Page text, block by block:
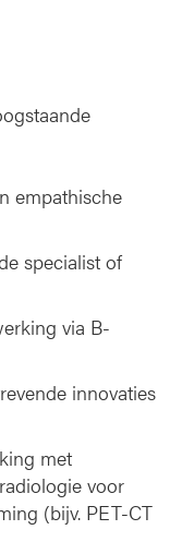
empathische
specialist of
via B-
innovaties
met
voor
(bijv. PET-CT